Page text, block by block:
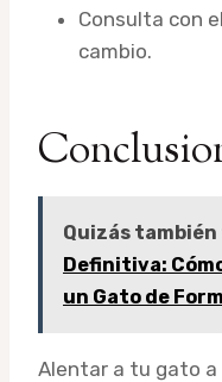
Consulta con
cambio.
Quizás
Definitiva:
un Gato de
Alentar a tu gato a